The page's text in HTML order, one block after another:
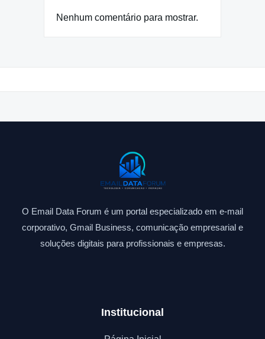
Nenhum comentário para mostrar.
O Email Data Forum é um portal especializado em e-mail
corporativo, Gmail Business, comunicação empresarial e
soluções digitais para profissionais e empresas.
Institucional